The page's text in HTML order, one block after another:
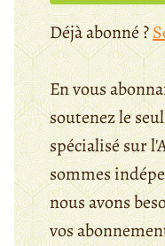
Déjà abonné ?
En vous
soutenez le
spécialisé sur
sommes
nous avons
vos